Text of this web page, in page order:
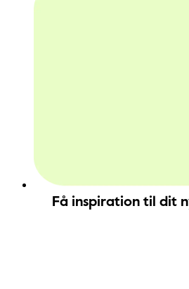
Få inspiration til dit